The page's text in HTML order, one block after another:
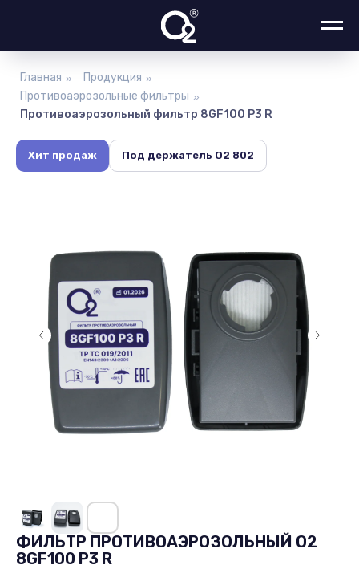
Главная » Продукция »
Противоаэрозольные фильтры »
Противоаэрозольный фильтр 8GF100 P3 R
Хит продаж Под держатель О2 802
ФИЛЬТР ПРОТИВОАЭРОЗОЛЬНЫЙ O2
8GF100 P3 R